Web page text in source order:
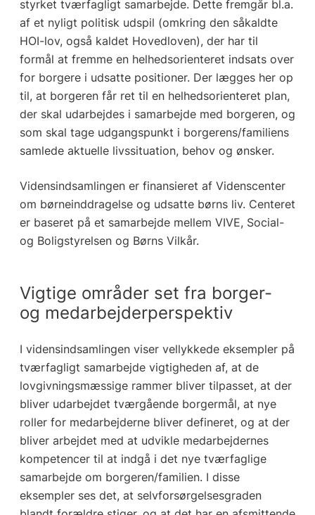
styrket tværfagligt samarbejde. Dette fremgår bl.a.
af et nyligt politisk udspil (omkring den såkaldte
HOI-lov, også kaldet Hovedloven), der har til
formål at fremme en helhedsorienteret indsats over
for borgere i udsatte positioner. Der lægges her op
til, at borgeren får ret til en helhedsorienteret plan,
der skal udarbejdes i samarbejde med borgeren, og
som skal tage udgangspunkt i borgerens/familiens
samlede aktuelle livssituation, behov og ønsker.
Vidensindsamlingen er finansieret af Videnscenter
om børneinddragelse og udsatte børns liv. Centeret
er baseret på et samarbejde mellem VIVE, Social-
og Boligstyrelsen og Børns Vilkår.
Vigtige områder set fra borger-
og medarbejderperspektiv
I vidensindsamlingen viser vellykkede eksempler på
tværfagligt samarbejde vigtigheden af, at de
lovgivningsmæssige rammer bliver tilpasset, at der
bliver udarbejdet tværgående borgermål, at nye
roller for medarbejderne bliver defineret, og at der
bliver arbejdet med at udvikle medarbejdernes
kompetencer til at indgå i det nye tværfaglige
samarbejde om borgeren/familien. I disse
eksempler ses det, at selvforsørgelsesgraden